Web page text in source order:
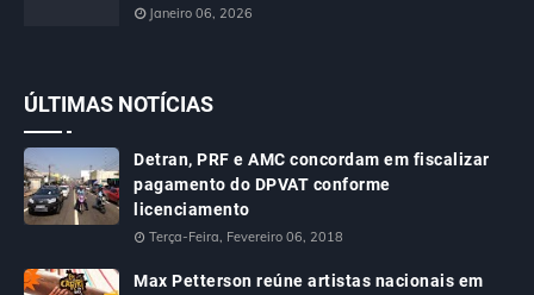
Janeiro 06, 2026
ÚLTIMAS NOTÍCIAS
Detran, PRF e AMC concordam em fiscalizar
pagamento do DPVAT conforme
licenciamento
Terça-Feira, Fevereiro 06, 2018
Max Petterson reúne artistas nacionais em